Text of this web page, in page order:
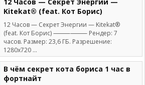
12 Часов — Секрет Энергии —
Kitekat® (feat. Кот Борис)
12 Часов — Секрет Энергии — Kitekat®
(feat. Кот Борис) ⸻⸻ Рендер: 7
часов. Размер: 23,6 ГБ. Разрешение:
1280x720 ...
В чём секрет кота бориса 1 час в
фортнайт